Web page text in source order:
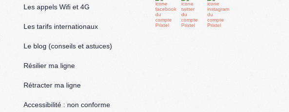
Les appels Wifi et 4G
Les tarifs internationaux
Le blog (conseils et astuces)
Résilier ma ligne
Rétracter ma ligne
Accessibilité : non conforme